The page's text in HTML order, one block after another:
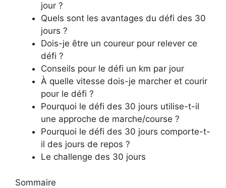
jour ?
Quels sont les avantages du défi des 30
jours ?
Dois-je être un coureur pour relever ce
défi ?
Conseils pour le défi un km par jour
À quelle vitesse dois-je marcher et courir
pour le défi ?
Pourquoi le défi des 30 jours utilise-t-il
une approche de marche/course ?
Pourquoi le défi des 30 jours comporte-t-
il des jours de repos ?
Le challenge des 30 jours
Sommaire